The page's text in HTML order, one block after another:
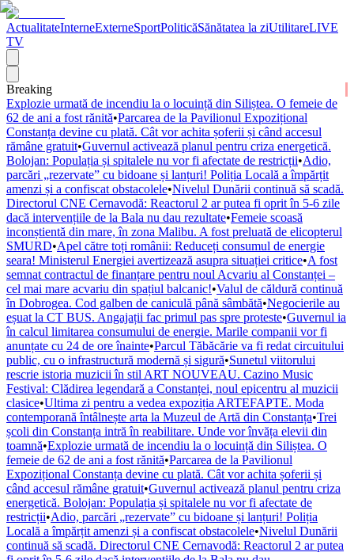
ActualitateInterneExterneSportPoliticăSănătatea la ziUtilitareLIVE
TV
Breaking
Explozie urmată de incendiu la o locuință din Siliștea. O femeie de
62 de ani a fost rănită•Parcarea de la Pavilionul Expozițional
Constanța devine cu plată. Cât vor achita șoferii și când accesul
rămâne gratuit•Guvernul activează planul pentru criza energetică.
Bolojan: Populația și spitalele nu vor fi afectate de restricții•Adio,
parcări „rezervate” cu bidoane și lanțuri! Poliția Locală a împărțit
amenzi și a confiscat obstacolele•Nivelul Dunării continuă să scadă.
Directorul CNE Cernavodă: Reactorul 2 ar putea fi oprit în 5-6 zile
dacă intervențiile de la Bala nu dau rezultate•Femeie scoasă
inconștientă din mare, în zona Malibu. A fost preluată de elicopterul
SMURD•Apel către toți românii: Reduceți consumul de energie
seara! Ministerul Energiei avertizează asupra situației critice•A fost
semnat contractul de finanțare pentru noul Acvariu al Constanței –
cel mai mare acvariu din spațiul balcanic!•Valul de căldură continuă
în Dobrogea. Cod galben de caniculă până sâmbătă•Negocierile au
eșuat la CT BUS. Angajații fac primul pas spre proteste•Guvernul ia
în calcul limitarea consumului de energie. Marile companii vor fi
anunțate cu 24 de ore înainte•Parcul Tăbăcărie va fi redat circuitului
public, cu o infrastructură modernă și sigură•Sunetul viitorului
rescrie istoria muzicii în stil ART NOUVEAU. Cazino Music
Festival: Clădirea legendară a Constanței, noul epicentru al muzicii
clasice•Ultima zi pentru a vedea expoziția ARTEFAPTE. Moda
contemporană întâlnește arta la Muzeul de Artă din Constanța•Trei
școli din Constanța intră în reabilitare. Unde vor învăța elevii din
toamnă•Explozie urmată de incendiu la o locuință din Siliștea. O
femeie de 62 de ani a fost rănită•Parcarea de la Pavilionul
Expozițional Constanța devine cu plată. Cât vor achita șoferii și
când accesul rămâne gratuit•Guvernul activează planul pentru criza
energetică. Bolojan: Populația și spitalele nu vor fi afectate de
restricții•Adio, parcări „rezervate” cu bidoane și lanțuri! Poliția
Locală a împărțit amenzi și a confiscat obstacolele•Nivelul Dunării
continuă să scadă. Directorul CNE Cernavodă: Reactorul 2 ar putea